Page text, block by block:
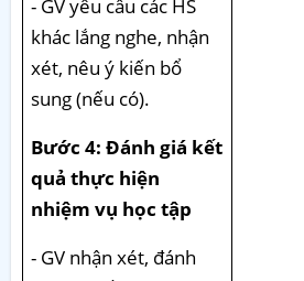
- GV yêu cầu các HS
khác lắng nghe, nhận
xét, nêu ý kiến bổ
sung (nếu có).
Bước 4: Đánh giá kết
quả thực hiện
nhiệm vụ học tập
- GV nhận xét, đánh